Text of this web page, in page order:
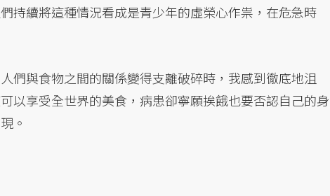
持續將這種情況看成是青少年的虛榮心作祟，在危急時
們與食物之間的關係變得支離破碎時，我感到徹底地沮
以享受全世界的美食，病患卻寧願挨餓也要否認自己的身
。